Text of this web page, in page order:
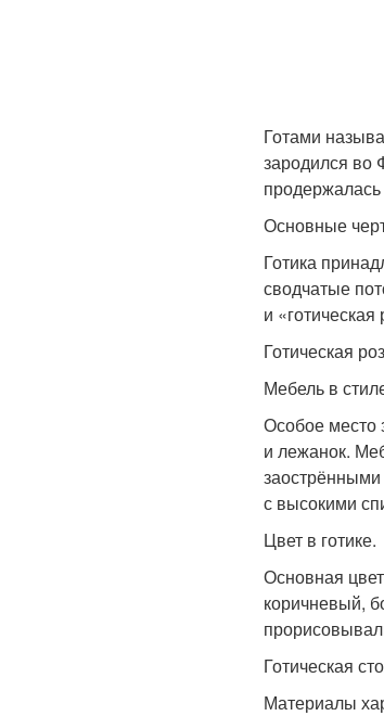
Готами
зародился во
Основные
Готика
сводчатые
и
Готическая
Мебель в
Особое место
и лежанок.
с высокими
Цвет в готике.
Основная
коричневый,
Готическая
Материалы